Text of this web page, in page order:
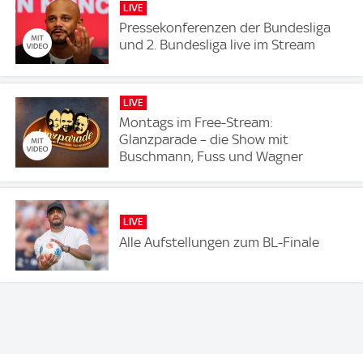
LIVE
Pressekonferenzen der Bundesliga
und 2. Bundesliga live im Stream
LIVE
Montags im Free-Stream:
Glanzparade – die Show mit
Buschmann, Fuss und Wagner
LIVE
Alle Aufstellungen zum BL-Finale